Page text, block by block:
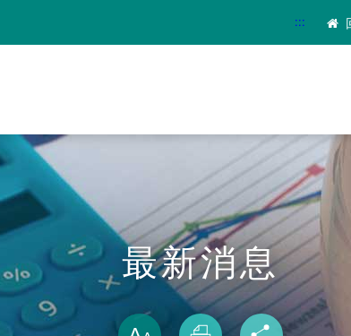
:::
最新消息
略過